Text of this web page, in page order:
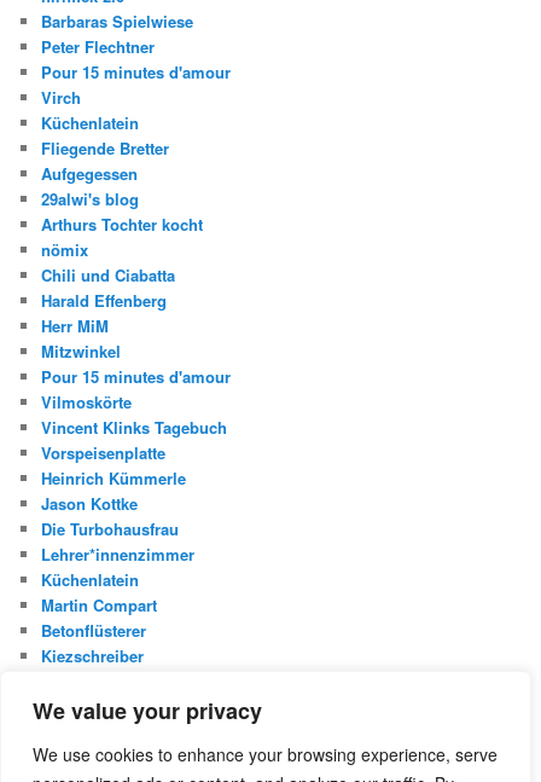
We value your privacy
We use cookies to enhance your browsing experience, serve
Barbaras Spielwiese
Peter Flechtner
Pour 15 minutes d'amour
Virch
Küchenlatein
Fliegende Bretter
Aufgegessen
29alwi's blog
Arthurs Tochter kocht
nömix
Chili und Ciabatta
Harald Effenberg
Herr MiM
Mitzwinkel
Pour 15 minutes d'amour
Vilmoskörte
Vincent Klinks Tagebuch
Vorspeisenplatte
Heinrich Kümmerle
Jason Kottke
Die Turbohausfrau
Lehrer*innenzimmer
Küchenlatein
Martin Compart
Betonflüsterer
Kiezschreiber
u